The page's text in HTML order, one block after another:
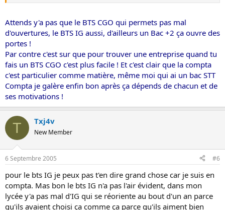
Attends y'a pas que le BTS CGO qui permets pas mal
d'ouvertures, le BTS IG aussi, d'ailleurs un Bac +2 ça ouvre des
portes !
Par contre c'est sur que pour trouver une entreprise quand tu
fais un BTS CGO c'est plus facile ! Et c'est clair que la compta
c'est particulier comme matière, même moi qui ai un bac STT
Compta je galère enfin bon après ça dépends de chacun et de
ses motivations !
T Txj4v
New Member
6 Septembre 2005 #6
pour le bts IG je peux pas t'en dire grand chose car je suis en
compta. Mas bon le bts IG n'a pas l'air évident, dans mon
lycée y'a pas mal d'IG qui se réoriente au bout d'un an parce
qu'ils avaient choisi ça comme ça parce qu'ils aiment bien